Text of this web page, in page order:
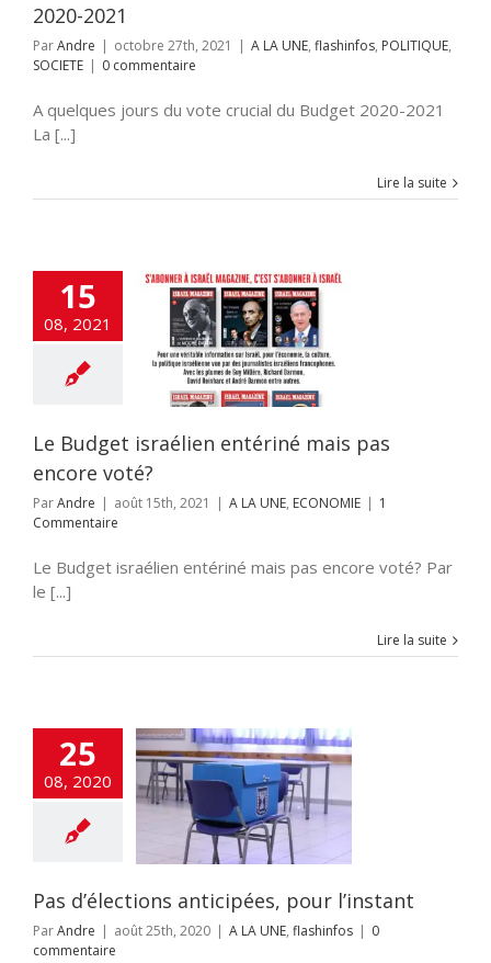
2020-2021
ParAndre | octobre 27th, 2021 | A LA UNE, flashinfos, POLITIQUE,
SOCIETE | 0 commentaire
A quelques jours du vote crucial du Budget 2020-2021
La [...]
Lire la suite
15
08, 2021
israélien
voté?
Le Budget israélien entériné mais pas
encore voté?
ParAndre | août 15th, 2021 | A LA UNE, ECONOMIE | 1
Commentaire
Le Budget israélien entériné mais pas encore voté? Par
le [...]
Lire la suite
25
08, 2020
d’élections
Pas d’élections anticipées, pour l’instant
ParAndre | août 25th, 2020 | A LA UNE, flashinfos | 0
commentaire